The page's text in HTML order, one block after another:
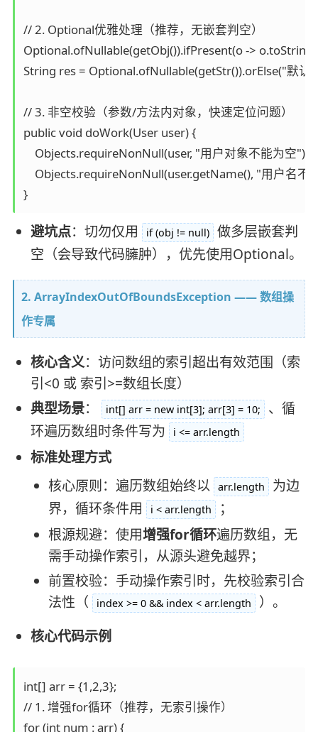
// 2. Optional优雅处理（推荐，无嵌套判空）
Optional.ofNullable(getObj()).ifPresent(o ->
String res = Optional.ofNullable(getStr()).orElse("默认
// 3. 非空校验（参数/方法内对象，快速定位问题）
public void doWork(User user) {
    Objects.requireNonNull(user, "用户对象不能为空");
Objects.requireNonNull(user.getName(), "用户名不
}
避坑点：切勿仅用 if (obj != null) 做多层嵌套判
空（会导致代码臃肿），优先使用Optional。
2. ArrayIndexOutOfBoundsException —— 数组操
作专属
核心含义：访问数组的索引超出有效范围（索
引<0 或 索引>=数组长度）
典型场景： int[] arr = new int[3]; arr[3] = 10;
、循
环遍历数组时条件写为
i <= arr.length
标准处理方式
核心原则：遍历数组始终以 arr.length
为边
界，循环条件用
i < arr.length
；
根源规避：使用增强for循环遍历数组，无
需手动操作索引，从源头避免越界；
前置校验：手动操作索引时，先校验索引合
法性（
index >= 0 && index < arr.length
）。
核心代码示例
int[] arr = {1,2,3};
// 1. 增强for循环（推荐，无索引操作）
for (int num : arr) {